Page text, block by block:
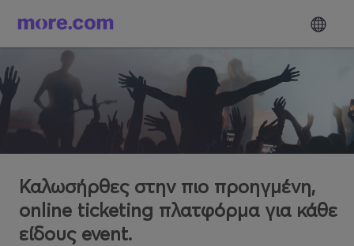
Καλωσήρθες στην πιο προηγμένη,
online ticketing πλατφόρμα για κάθε
είδους event.